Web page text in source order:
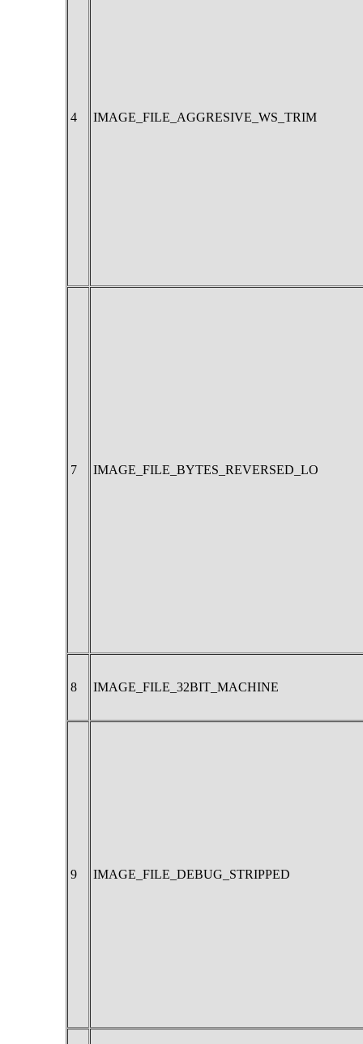
4 IMAGE_FILE_AGGRESIVE_WS_TRIM
7 IMAGE_FILE_BYTES_REVERSED_LO
8 IMAGE_FILE_32BIT_MACHINE
9 IMAGE_FILE_DEBUG_STRIPPED